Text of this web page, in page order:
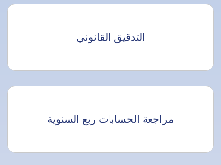
التدقيق القانوني
مراجعة الحسابات ربع السنوية